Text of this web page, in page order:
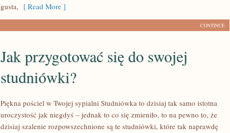
gusta, [ Read More ]
CONTINUE
Jak przygotować się do swojej
studniówki?
Piękna pościel w Twojej sypialni Studniówka to dzisiaj tak samo istotna
uroczystość jak niegdyś – jednak to co się zmieniło, to na pewno to, że
dzisiaj szalenie rozpowszechnione są te studniówki, które tak naprawdę